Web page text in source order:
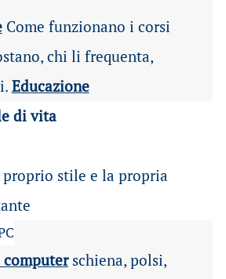
Come funzionano i corsi
chi li frequenta,
Educazione
proprio stile e la propria
schiena, polsi,